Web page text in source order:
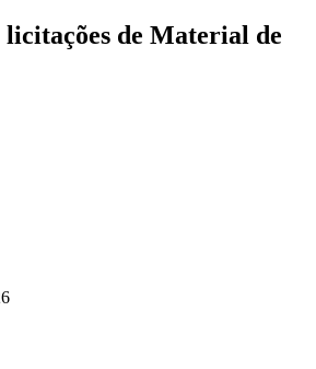
de Material de